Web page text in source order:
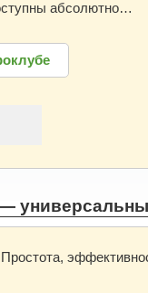
абсолютно…